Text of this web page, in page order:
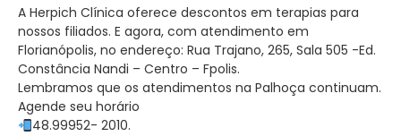
A Herpich Clínica oferece descontos em terapias para
nossos filiados. E agora, com atendimento em
Florianópolis, no endereço: Rua Trajano, 265, Sala 505 -Ed.
Constância Nandi – Centro – Fpolis.
Lembramos que os atendimentos na Palhoça continuam.
Agende seu horário
48.99952- 2010.